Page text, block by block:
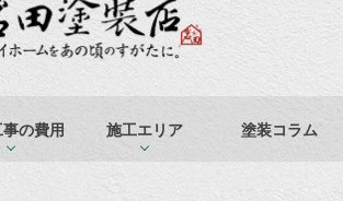
の費用 施工エリア 塗装コラム